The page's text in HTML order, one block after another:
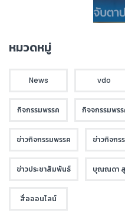
หมวดหมู่
News vdo
กิจกรรมพรรค กิจจกรรมพร
ข่าวกิจกรรมพรรค ข่าวกิจกร
ข่าวประชาสัมพันธ์ บุณณดา
สื่อออนไลน์